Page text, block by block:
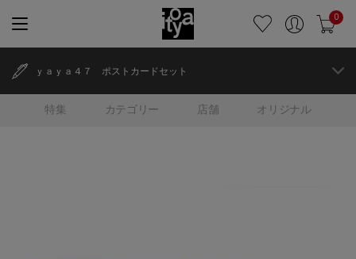
0
特集 カテゴリー 店舗 オリジナル
ｙａｙａ４７ ポストカードセット